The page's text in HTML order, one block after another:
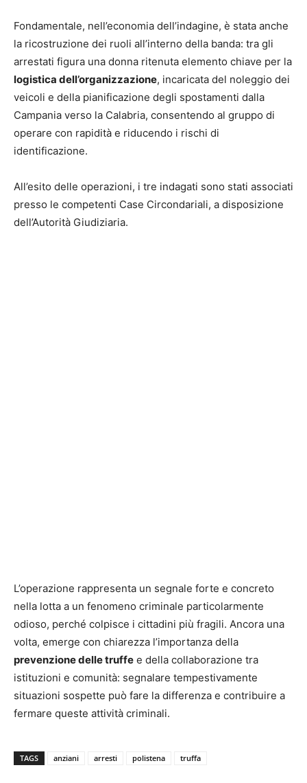
Fondamentale, nell’economia dell’indagine, è stata anche
la ricostruzione dei ruoli all’interno della banda: tra gli
arrestati figura una donna ritenuta elemento chiave per la
logistica dell’organizzazione, incaricata del noleggio dei
veicoli e della pianificazione degli spostamenti dalla
Campania verso la Calabria, consentendo al gruppo di
operare con rapidità e riducendo i rischi di
identificazione.
All’esito delle operazioni, i tre indagati sono stati associati
presso le competenti Case Circondariali, a disposizione
dell’Autorità Giudiziaria.
L’operazione rappresenta un segnale forte e concreto
nella lotta a un fenomeno criminale particolarmente
odioso, perché colpisce i cittadini più fragili. Ancora una
volta, emerge con chiarezza l’importanza della
prevenzione delle truffe e della collaborazione tra
istituzioni e comunità: segnalare tempestivamente
situazioni sospette può fare la differenza e contribuire a
fermare queste attività criminali.
TAGS anziani arresti polistena truffa